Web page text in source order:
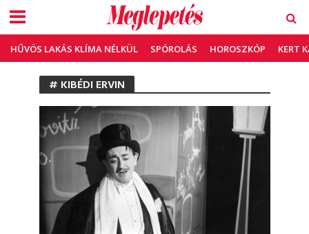
HŰVÖS LAKÁS KLÍMA NÉLKÜL SPÓROLÁS HOROSZKÓP KERT
# KIBÉDI ERVIN